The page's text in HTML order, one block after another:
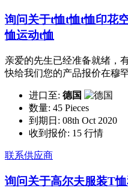
询问关于t恤t恤t恤印花
恤运动t恤
亲爱的先生已经准备就绪，
快给我们您的产品报价在穆
进口至: 德国
数量: 45 Pieces
到期日: 08th Oct 2020
收到报价: 15 行情
联系供应商
询问关于高尔夫服装T